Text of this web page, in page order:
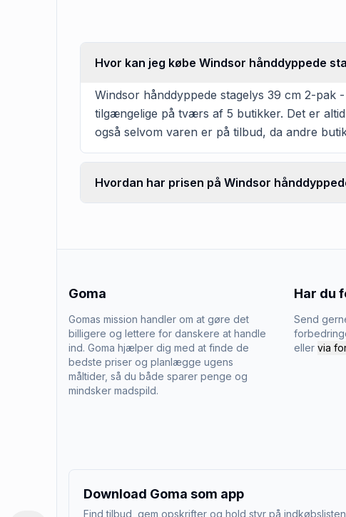
Hvor kan jeg købe Windsor hånddyppede
Windsor hånddyppede stagelys 39 cm 2-pak
tilgængelige på tværs af 5 butikker. Det er
også selvom varen er på tilbud, da andre
Hvordan har prisen på Windsor
Goma
Gomas mission handler om at gøre det
billigere og lettere for danskere at handle
ind. Goma hjælper dig med at finde de
bedste priser og planlægge ugens
måltider, så du både sparer penge og
mindsker madspild.
Har du
Send
eller via
Download Goma som app
Find tilbud, gem opskrifter og hold styr på